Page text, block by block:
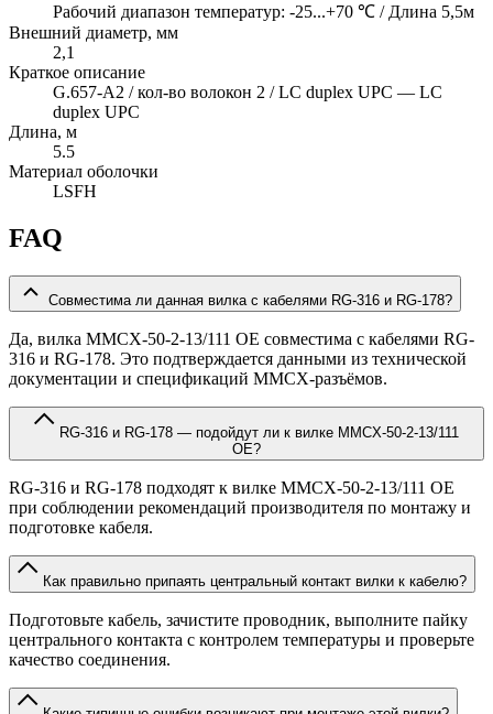
Рабочий диапазон температур: -25...+70 ℃ / Длина 5,5м
Внешний диаметр, мм
2,1
Краткое описание
G.657-A2 / кол-во волокон 2 / LC duplex UPC — LC
duplex UPC
Длина, м
5.5
Материал оболочки
LSFH
FAQ
Совместима ли данная вилка с кабелями RG-316 и RG-178?
Да, вилка MMCX-50-2-13/111 OE совместима с кабелями RG-
316 и RG-178. Это подтверждается данными из технической
документации и спецификаций MMCX-разъёмов.
OE?
RG-316 и RG-178 подходят к вилке MMCX-50-2-13/111 OE
при соблюдении рекомендаций производителя по монтажу и
подготовке кабеля.
Как правильно припаять центральный контакт вилки к кабелю?
Подготовьте кабель, зачистите проводник, выполните пайку
центрального контакта с контролем температуры и проверьте
качество соединения.